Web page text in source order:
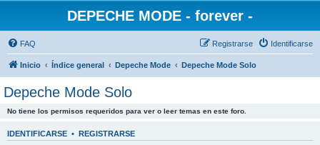
DEPECHE MODE - forever -
FAQ Identificarse
Registrarse
Inicio Índice general Depeche Mode Depeche Mode Solo
Depeche Mode Solo
No tiene los permisos requeridos para ver o leer temas en este foro.
IDENTIFICARSE • REGISTRARSE